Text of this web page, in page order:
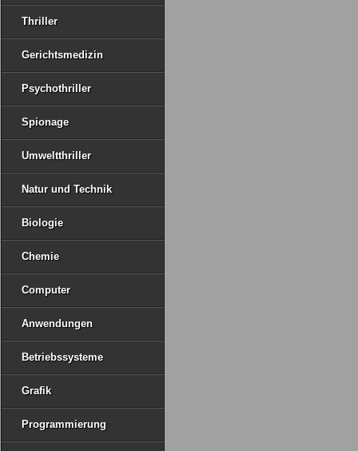
Thriller
Gerichtsmedizin
Psychothriller
Spionage
Umweltthriller
Natur und Technik
Biologie
Chemie
Computer
Anwendungen
Betriebssysteme
Grafik
Programmierung